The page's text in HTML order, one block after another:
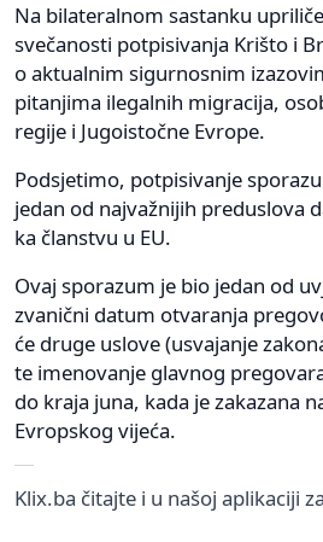
Na bilateralnom sastanku
svečanosti potpisivanja Krišto i
o aktualnim sigurnosnim
pitanjima ilegalnih migracija,
regije i Jugoistočne Evrope.
Podsjetimo, potpisivanje
jedan od najvažnijih preduslova
ka članstvu u EU.
Ovaj sporazum je bio jedan od
zvanični datum otvaranja
će druge uslove (usvajanje
te imenovanje glavnog
do kraja juna, kada je zakazana
Evropskog vijeća.
Klix.ba čitajte i u našoj aplikaciji za